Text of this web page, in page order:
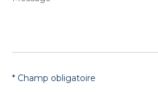
* Champ obligatoire